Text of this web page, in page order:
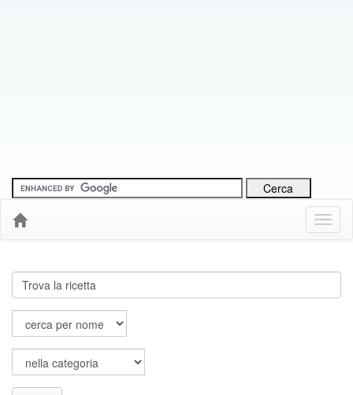
Menu
Down
Cerca